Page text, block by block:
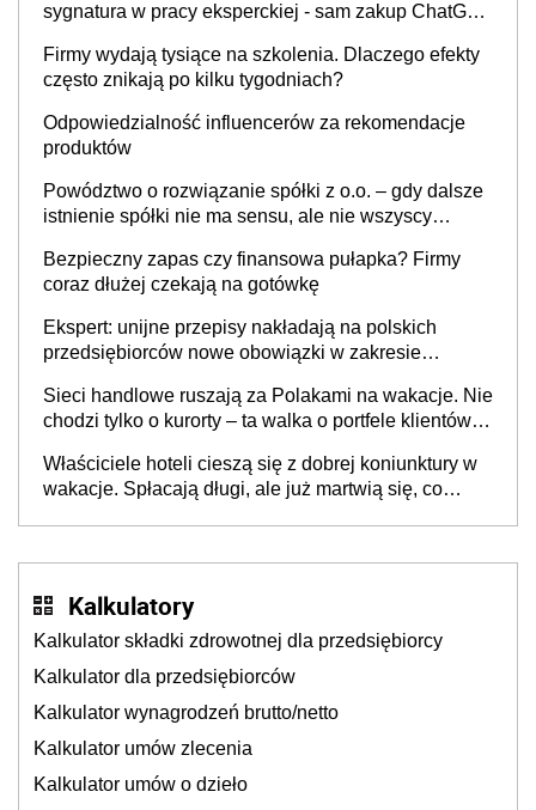
sygnatura w pracy eksperckiej - sam zakup ChatGPT
Firmy wydają tysiące na szkolenia. Dlaczego efekty
często znikają po kilku tygodniach?
Odpowiedzialność influencerów za rekomendacje
produktów
Powództwo o rozwiązanie spółki z o.o. – gdy dalsze
istnienie spółki nie ma sensu, ale nie wszyscy
Bezpieczny zapas czy finansowa pułapka? Firmy
coraz dłużej czekają na gotówkę
Ekspert: unijne przepisy nakładają na polskich
przedsiębiorców nowe obowiązki w zakresie
Sieci handlowe ruszają za Polakami na wakacje. Nie
chodzi tylko o kurorty – ta walka o portfele klientów
cichu
Właściciele hoteli cieszą się z dobrej koniunktury w
wakacje. Spłacają długi, ale już martwią się, co
Kalkulatory
Kalkulator składki zdrowotnej dla przedsiębiorcy
Kalkulator dla przedsiębiorców
Kalkulator wynagrodzeń brutto/netto
Kalkulator umów zlecenia
Kalkulator umów o dzieło